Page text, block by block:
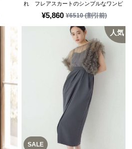
¥5,860 ¥6510(割引前)
れ フレアスカートのシンプルなワンピ
SALE
人気